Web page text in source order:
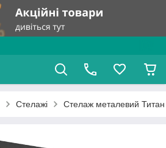
Стелажі Стелаж металевий